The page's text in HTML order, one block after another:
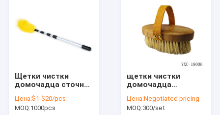
Щетки чистки
домочадца сточной
Цена:$1-$20/pcs
MOQ:1000pcs
щетки чистки
домочадца
Цена:Negotiated pricing
MOQ:300/set